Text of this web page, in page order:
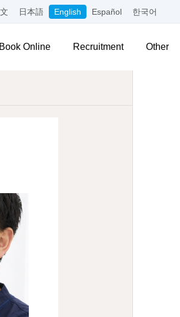
日本語 English Español 한국어
Book Online Recruitment Other